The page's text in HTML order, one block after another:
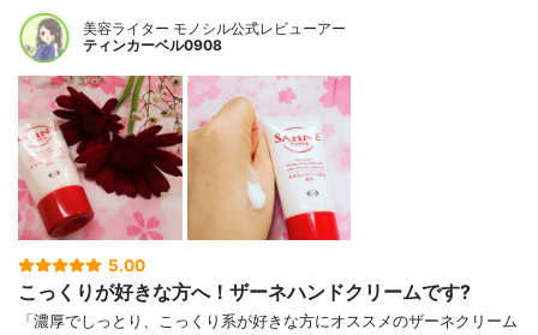
美容ライター モノシル公式レビューアー
ティンカーベル0908
5.00
こっくりが好きな方へ！ザーネハンドクリームです?
「濃厚でしっとり、こっくり系が好きな方にオススメのザーネクリーム